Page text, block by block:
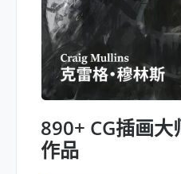
890+ CG插画
作品